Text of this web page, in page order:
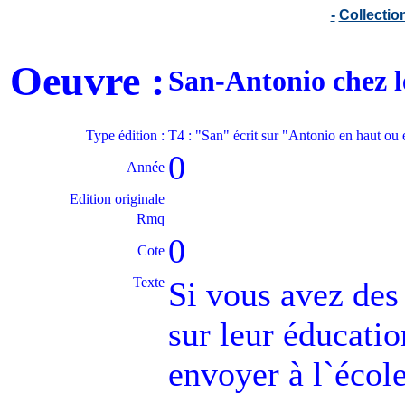
-
Oeuvre : San-Antonio chez
Type édition : T4 : "San" écrit sur "Antonio en haut ou
Année 0
Edition originale
Rmq
Cote 0
Texte Si vous avez
sur leur
envoyer à